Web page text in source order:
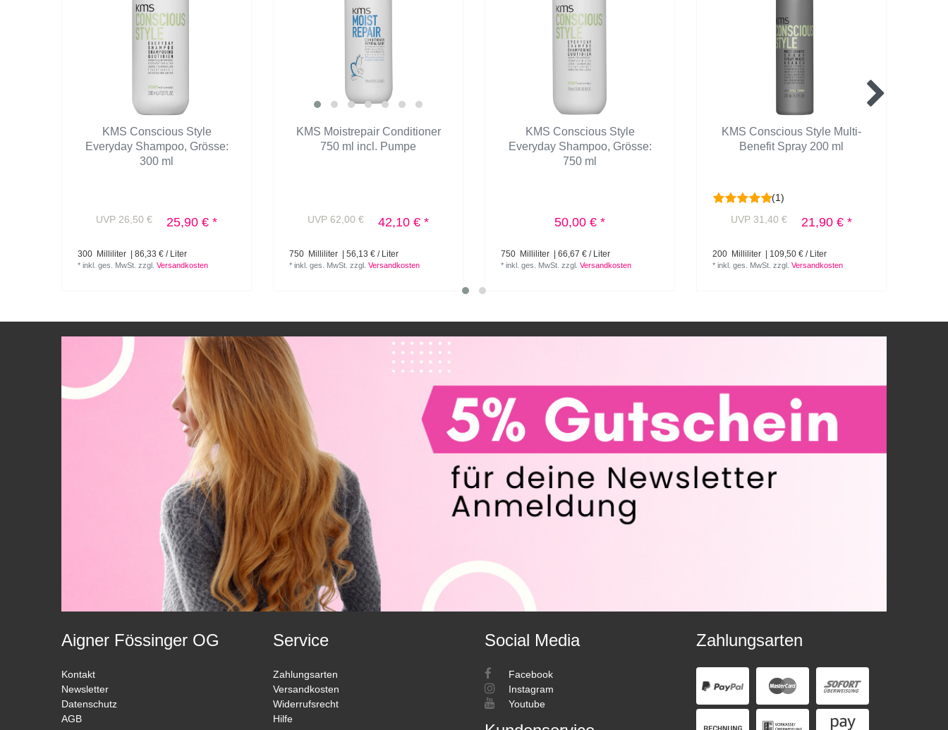
KMS Conscious Style
Everyday Shampoo, Grösse:
300 ml
UVP 26,50 € 25,90 € *
300 Milliliter | 86,33 € / Liter
*inkl. ges. MwSt. zzgl.Versandkosten
KMS Moistrepair Conditioner
750 ml incl. Pumpe
UVP 62,00 € 42,10 € *
750 Milliliter | 56,13 € / Liter
*inkl. ges. MwSt. zzgl.Versandkosten
KMS Conscious Style
Everyday Shampoo, Grösse:
750 ml
50,00 € *
750 Milliliter | 66,67 € / Liter
*inkl. ges. MwSt. zzgl.Versandkosten
KMS Conscious Style Multi-
Benefit Spray 200 ml
(1)
UVP 31,40 €
21,90 € *
200 Milliliter | 109,50 € / Liter
*inkl. ges. MwSt. zzgl.Versandkosten
Aigner Fössinger OG
Kontakt
Newsletter
Datenschutz
AGB
Service
Zahlungsarten
Versandkosten
Widerrufsrecht
Hilfe
Social Media
Facebook
Instagram
Youtube
Zahlungsarten